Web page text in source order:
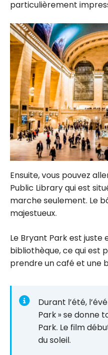
particulièrement
Ensuite, vous pouvez
Public Library qui est
marche seulement. Le
majestueux.
Le Bryant Park est juste
bibliothèque, ce qui est
prendre un café et une
Durant l’été,
Park » se donne
Park. Le film
du soleil.